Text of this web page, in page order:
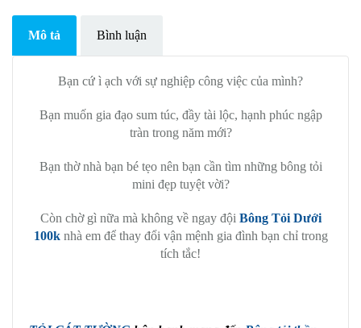
Mô tả Bình luận
Bạn cứ ì ạch với sự nghiệp công việc của mình?
Bạn muốn gia đạo sum túc, đầy tài lộc, hạnh phúc ngập
tràn trong năm mới?
Bạn thờ nhà bạn bé tẹo nên bạn cần tìm những bông tỏi
mini đẹp tuyệt vời?
Còn chờ gì nữa mà không về ngay đội Bông Tỏi Dưới
100knhà em để thay đổi vận mệnh gia đình bạn chỉ trong
tích tắc!